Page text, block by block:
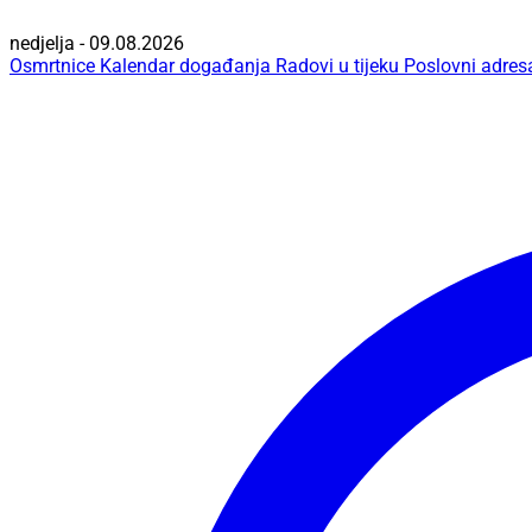
nedjelja - 09.08.2026
Osmrtnice Kalendar događanja Radovi u tijeku Poslovni